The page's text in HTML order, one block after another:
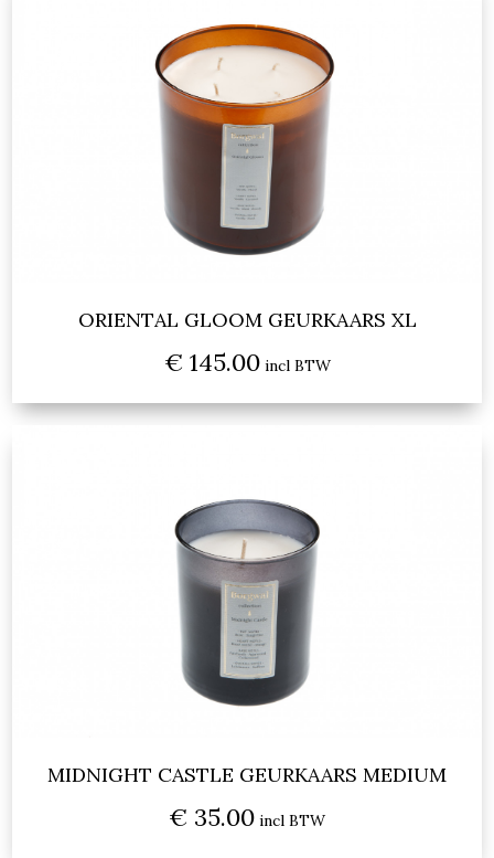
ORIENTAL GLOOM GEURKAARS XL
€ 145.00incl BTW
MIDNIGHT CASTLE GEURKAARS MEDIUM
€ 35.00 incl BTW